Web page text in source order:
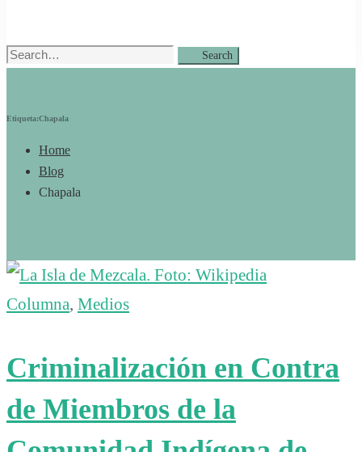
Search
Search
Etiqueta:Chapala
Home
Blog
Chapala
Columna, Medios
Criminalización en Contra
de Miembros de la